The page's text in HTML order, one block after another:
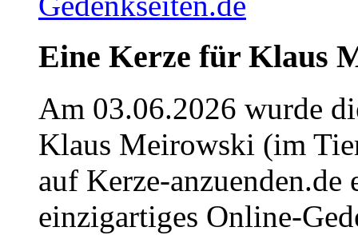
Eine Kerze für Klaus
Am 03.06.2026 wurde
Klaus Meirowski (im
auf Kerze-
einzigartiges Online-